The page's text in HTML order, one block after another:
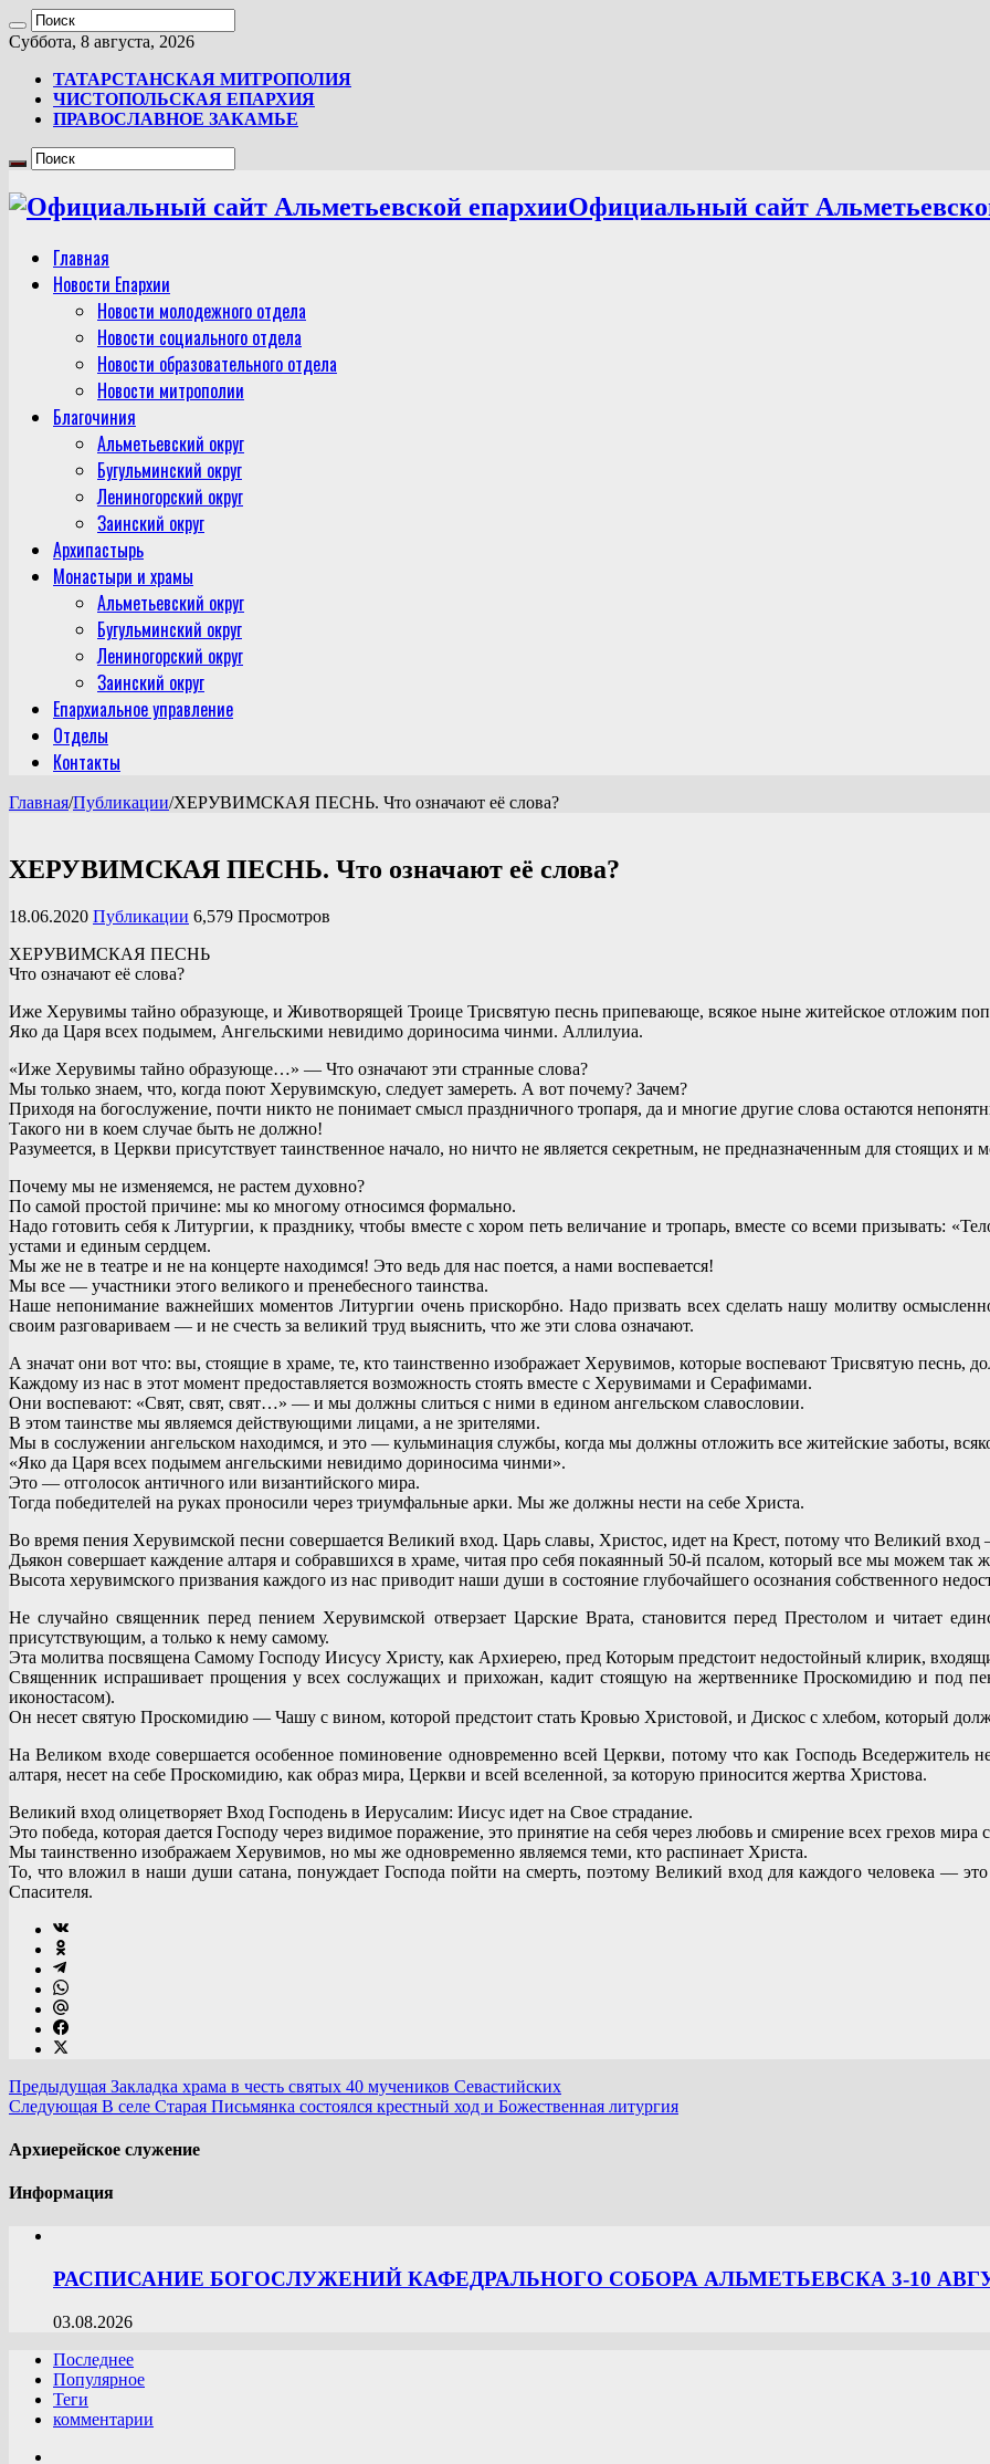
Суббота, 8 августа, 2026
ТАТАРСТАНСКАЯ МИТРОПОЛИЯ
ЧИСТОПОЛЬСКАЯ ЕПАРХИЯ
ПРАВОСЛАВНОЕ ЗАКАМЬЕ
Официальный сайт
Главная
Новости Епархии
Новости молодежного отдела
Новости социального отдела
Новости образовательного отдела
Новости митрополии
Благочиния
Альметьевский округ
Бугульминский округ
Лениногорский округ
Заинский округ
Архипастырь
Монастыри и храмы
Альметьевский округ
Бугульминский округ
Лениногорский округ
Заинский округ
Епархиальное управление
Отделы
Контакты
Главная/Публикации/ХЕРУВИМСКАЯ ПЕСНЬ. Что означают её слова?
ХЕРУВИМСКАЯ ПЕСНЬ. Что означают её слова?
18.06.2020 Публикации 6,579 Просмотров
ХЕРУВИМСКАЯ ПЕСНЬ
Что означают её слова?
Иже Херувимы тайно образующе, и Животворящей Троице Трисвятую песнь припевающе, всякое ныне житейское отложим
Яко да Царя всех подымем, Ангельскими невидимо дориносима чинми. Аллилуиа.
«Иже Херувимы тайно образующе…» — Что означают эти странные слова?
Мы только знаем, что, когда поют Херувимскую, следует замереть. А вот почему? Зачем?
Приходя на богослужение, почти никто не понимает смысл праздничного тропаря, да и многие другие слова остаются
Такого ни в коем случае быть не должно!
Разумеется, в Церкви присутствует таинственное начало, но ничто не является секретным, не предназначенным для стоящих
Почему мы не изменяемся, не растем духовно?
По самой простой причине: мы ко многому относимся формально.
Надо готовить себя к Литургии, к празднику, чтобы вместе с хором петь величание и тропарь, вместе со всеми призывать:
устами и единым сердцем.
Мы же не в театре и не на концерте находимся! Это ведь для нас поется, а нами воспевается!
Мы все — участники этого великого и пренебесного таинства.
Наше непонимание важнейших моментов Литургии очень прискорбно. Надо призвать всех сделать нашу молитву
своим разговариваем — и не счесть за великий труд выяснить, что же эти слова означают.
А значат они вот что: вы, стоящие в храме, те, кто таинственно изображает Херувимов, которые воспевают Трисвятую песнь,
Каждому из нас в этот момент предоставляется возможность стоять вместе с Херувимами и Серафимами.
Они воспевают: «Свят, свят, свят…» — и мы должны слиться с ними в едином ангельском славословии.
В этом таинстве мы являемся действующими лицами, а не зрителями.
Мы в сослужении ангельском находимся, и это — кульминация службы, когда мы должны отложить все житейские заботы,
«Яко да Царя всех подымем ангельскими невидимо дориносима чинми».
Это — отголосок античного или византийского мира.
Тогда победителей на руках проносили через триумфальные арки. Мы же должны нести на себе Христа.
Во время пения Херувимской песни совершается Великий вход. Царь славы, Христос, идет на Крест, потому что Великий
Дьякон совершает каждение алтаря и собравшихся в храме, читая про себя покаянный 50-й псалом, который все мы можем так
Высота херувимского призвания каждого из нас приводит наши души в состояние глубочайшего осознания собственного
Не случайно священник перед пением Херувимской отверзает Царские Врата, становится перед Престолом и читает
присутствующим, а только к нему самому.
Эта молитва посвящена Самому Господу Иисусу Христу, как Архиерею, пред Которым предстоит недостойный клирик,
Священник испрашивает прощения у всех сослужащих и прихожан, кадит стоящую на жертвеннике Проскомидию и под
иконостасом).
Он несет святую Проскомидию — Чашу с вином, которой предстоит стать Кровью Христовой, и Дискос с хлебом, который
На Великом входе совершается особенное поминовение одновременно всей Церкви, потому что как Господь Вседержитель
алтаря, несет на себе Проскомидию, как образ мира, Церкви и всей вселенной, за которую приносится жертва Христова.
Великий вход олицетворяет Вход Господень в Иерусалим: Иисус идет на Свое страдание.
Это победа, которая дается Господу через видимое поражение, это принятие на себя через любовь и смирение всех грехов
Мы таинственно изображаем Херувимов, но мы же одновременно являемся теми, кто распинает Христа.
То, что вложил в наши души сатана, понуждает Господа пойти на смерть, поэтому Великий вход для каждого человека —
Спасителя.
Предыдущая Закладка храма в честь святых 40 мучеников Севастийских
Следующая В селе Старая Письмянка состоялся крестный ход и Божественная литургия
Архиерейское служение
Информация
РАСПИСАНИЕ БОГОСЛУЖЕНИЙ КАФЕДРАЛЬНОГО СОБОРА АЛЬМЕТЬЕВСКА 3-10
03.08.2026
Последнее
Популярное
Теги
комментарии